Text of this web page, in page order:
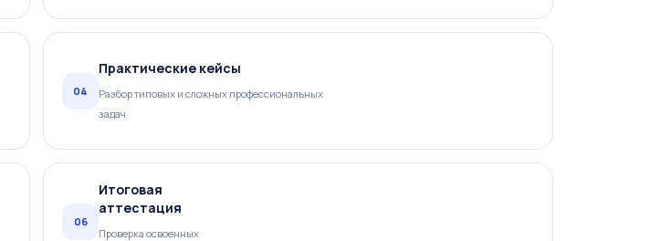
04
Практические кейсы
Разбор типовых и сложных профессиональных
задач
06
Итоговая
аттестация
Проверка освоенных